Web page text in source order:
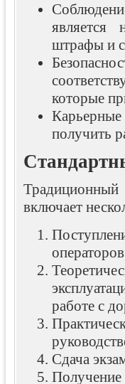
является
штрафы и
которые
Карьерные
получить
включает
работе с
Сдача